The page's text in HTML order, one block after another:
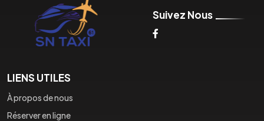
Suivez Nous
LIENS UTILES
À propos de nous
Réserver en ligne